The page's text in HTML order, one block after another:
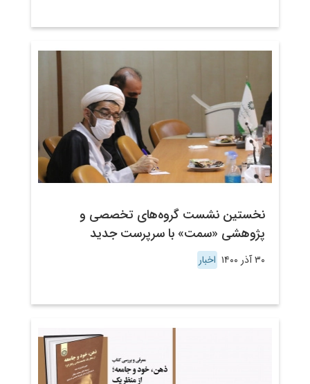
نخستین نشست گروه‌های تخصصی و
پژوهشی «سمت» با سرپرست جدید
۳۰ آذر ۱۴۰۰ اخبار